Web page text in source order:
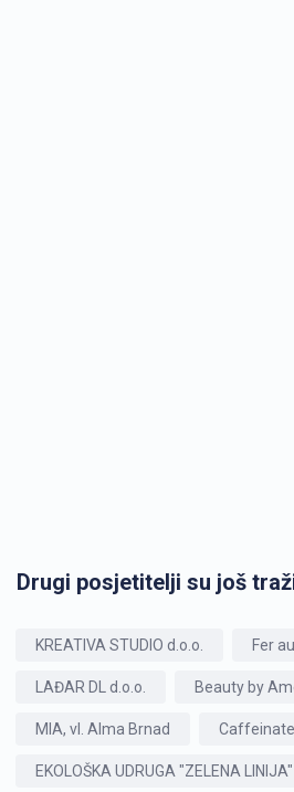
Drugi posjetitelji su još
KREATIVA STUDIO d.o.o. Fer
LAĐAR DL d.o.o. Beauty by
MIA, vl. Alma Brnad
EKOLOŠKA UDRUGA "ZELENA LINIJA"